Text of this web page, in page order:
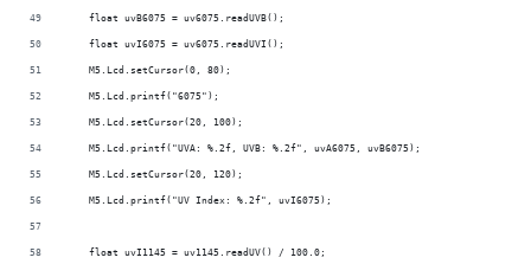
    float uvB6075 = uv6075.readUVB();
    float uvI6075 = uv6075.readUVI();
    M5.Lcd.setCursor(0, 80);
    M5.Lcd.printf("6075");
    M5.Lcd.setCursor(20, 100);
    M5.Lcd.printf("UVA: %.2f, UVB: %.2f", uvA6075, uvB6075);
    M5.Lcd.setCursor(20, 120);
    M5.Lcd.printf("UV Index: %.2f", uvI6075);
    float uvI1145 = uv1145.readUV() / 100.0;